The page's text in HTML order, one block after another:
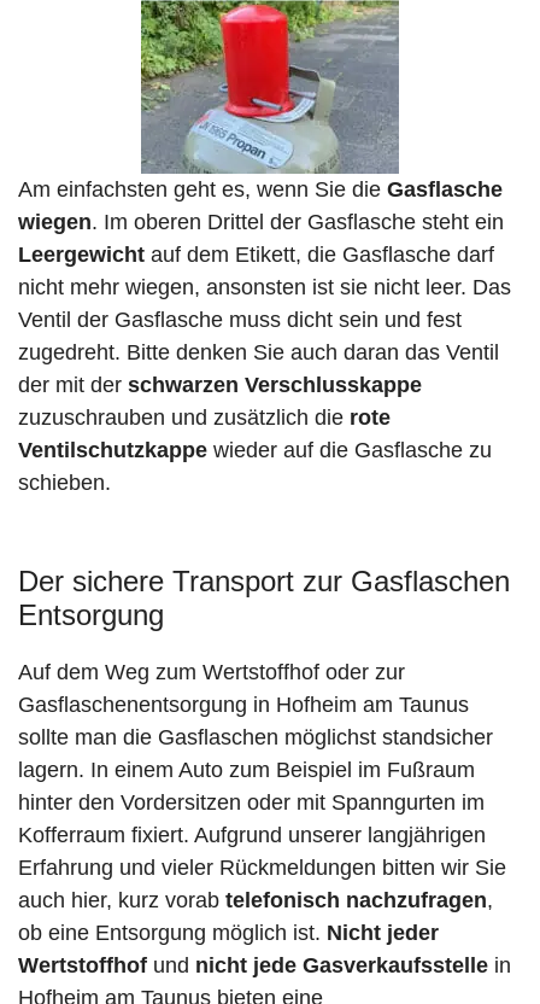
Am einfachsten geht es, wenn Sie die Gasflasche
wiegen. Im oberen Drittel der Gasflasche steht ein
Leergewicht auf dem Etikett, die Gasflasche darf
nicht mehr wiegen, ansonsten ist sie nicht leer. Das
Ventil der Gasflasche muss dicht sein und fest
zugedreht. Bitte denken Sie auch daran das Ventil
der mit der schwarzen Verschlusskappe
zuzuschrauben und zusätzlich die rote
Ventilschutzkappe wieder auf die Gasflasche zu
schieben.
Der sichere Transport zur Gasflaschen
Entsorgung
Auf dem Weg zum Wertstoffhof oder zur
Gasflaschenentsorgung in Hofheim am Taunus
sollte man die Gasflaschen möglichst standsicher
lagern. In einem Auto zum Beispiel im Fußraum
hinter den Vordersitzen oder mit Spanngurten im
Kofferraum fixiert. Aufgrund unserer langjährigen
Erfahrung und vieler Rückmeldungen bitten wir Sie
auch hier, kurz vorab telefonisch nachzufragen,
ob eine Entsorgung möglich ist. Nicht jeder
Wertstoffhof und nicht jede Gasverkaufsstelle in
Hofheim am Taunus bieten eine